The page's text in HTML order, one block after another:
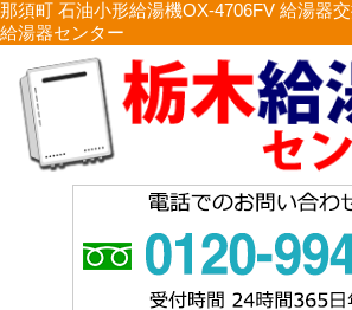
那須町 石油小形給湯機OX-4706FV 給湯器
給湯器センター